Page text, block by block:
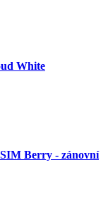
White
Berry - zánovní